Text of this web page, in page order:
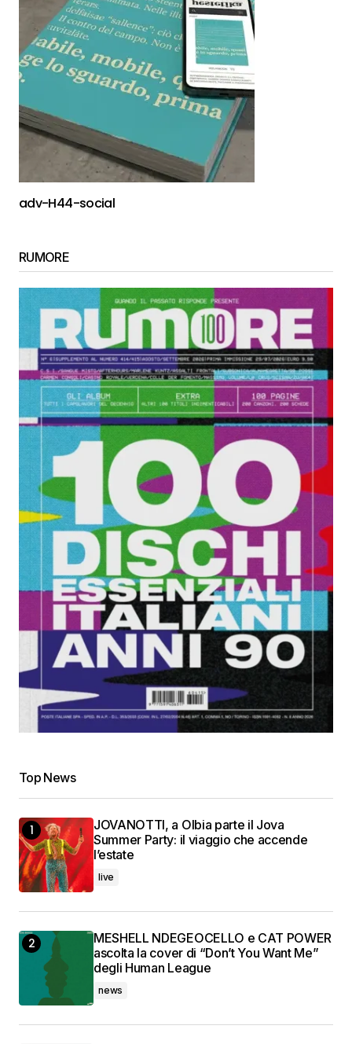
adv-H44-social
RUMORE
Top News
JOVANOTTI, a Olbia parte il Jova
Summer Party: il viaggio che accende
l’estate
live
MESHELL NDEGEOCELLO e CAT POWER
ascolta la cover di “Don’t You Want Me”
degli Human League
news